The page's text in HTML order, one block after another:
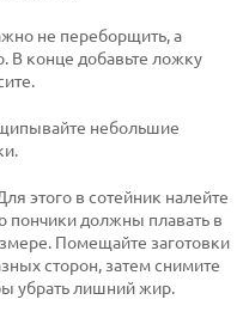
не переборщить, а
В конце добавьте ложку
небольшие
этого в сотейник налейте
пончики должны плавать в
Помещайте заготовки
сторон, затем снимите
убрать лишний жир.